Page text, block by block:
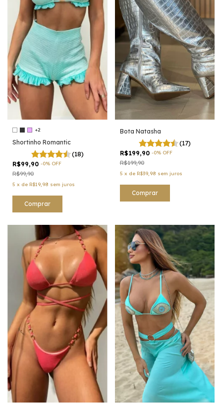
+2
Shortinho Romantic
(18)
R$99,90 -0% OFF
R$99,90
5 x de R$19,98 sem juros
Comprar
Bota Natasha
(17)
R$199,90 -0% OFF
R$199,90
5 x de R$39,98 sem juros
Comprar